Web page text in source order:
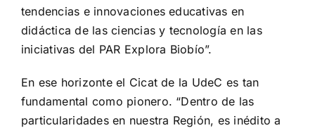
tendencias e innovaciones educativas en
didáctica de las ciencias y tecnología en las
iniciativas del PAR Explora Biobío”.
En ese horizonte el Cicat de la UdeC es tan
fundamental como pionero. “Dentro de las
particularidades en nuestra Región, es inédito a